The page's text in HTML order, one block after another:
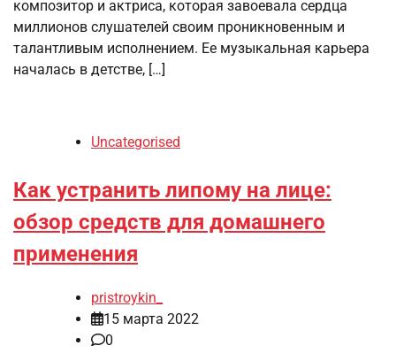
композитор и актриса, которая завоевала сердца
миллионов слушателей своим проникновенным и
талантливым исполнением. Ее музыкальная карьера
началась в детстве, […]
Uncategorised
Как устранить липому на лице:
обзор средств для домашнего
применения
pristroykin_
15 марта 2022
0